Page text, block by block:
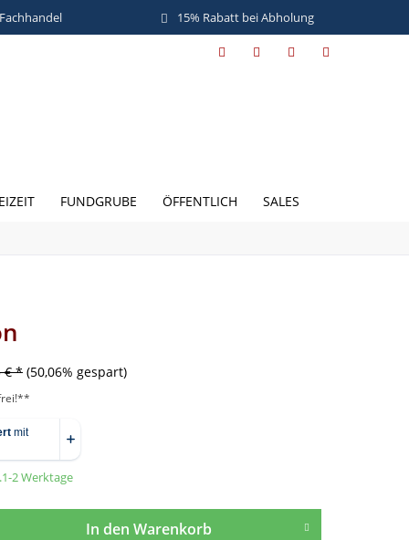
15% Rabatt bei Abholung
FUNDGRUBE ÖFFENTLICH SALES
€ * (50,06% gespart)
2 Werktage
In den Warenkorb